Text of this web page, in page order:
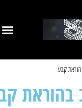
קבע
בהוראת